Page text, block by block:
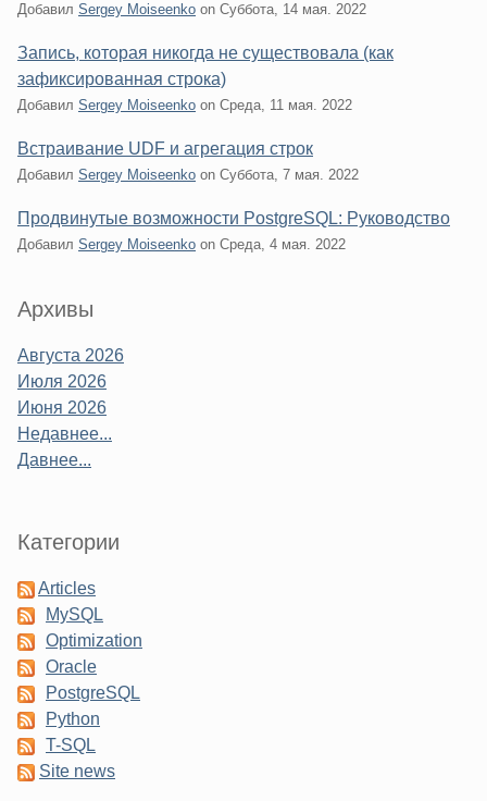
Добавил Sergey Moiseenko on Суббота, 14 мая. 2022
Запись, которая никогда не существовала (как
зафиксированная строка)
Добавил Sergey Moiseenko on Среда, 11 мая. 2022
Встраивание UDF и агрегация строк
Добавил Sergey Moiseenko on Суббота, 7 мая. 2022
Продвинутые возможности PostgreSQL: Руководство
Добавил Sergey Moiseenko on Среда, 4 мая. 2022
Sidebar
Архивы
Августа 2026
Июля 2026
Июня 2026
Недавнее...
Давнее...
Категории
Articles
MySQL
Optimization
Oracle
PostgreSQL
Python
T-SQL
Site news